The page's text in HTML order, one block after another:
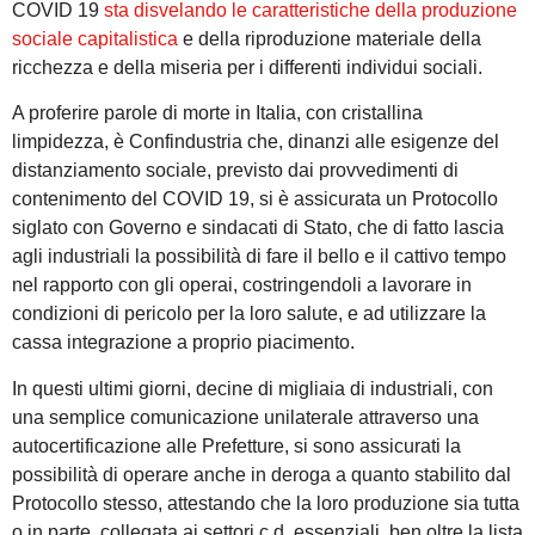
COVID 19 sta disvelando le caratteristiche della produzione
sociale capitalistica e della riproduzione materiale della
ricchezza e della miseria per i differenti individui sociali.
A proferire parole di morte in Italia, con cristallina
limpidezza, è Confindustria che, dinanzi alle esigenze del
distanziamento sociale, previsto dai provvedimenti di
contenimento del COVID 19, si è assicurata un Protocollo
siglato con Governo e sindacati di Stato, che di fatto lascia
agli industriali la possibilità di fare il bello e il cattivo tempo
nel rapporto con gli operai, costringendoli a lavorare in
condizioni di pericolo per la loro salute, e ad utilizzare la
cassa integrazione a proprio piacimento.
In questi ultimi giorni, decine di migliaia di industriali, con
una semplice comunicazione unilaterale attraverso una
autocertificazione alle Prefetture, si sono assicurati la
possibilità di operare anche in deroga a quanto stabilito dal
Protocollo stesso, attestando che la loro produzione sia tutta